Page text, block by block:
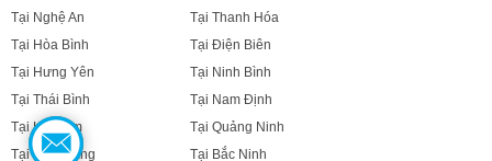
Tại Nghệ An
Tại Thanh Hóa
Tại Hòa Bình
Tại Điện Biên
Tại Hưng Yên
Tại Ninh Bình
Tại Thái Bình
Tại Nam Định
Tại Hà Nam
Tại Quảng Ninh
Tại Bắc Giang
Tại Bắc Ninh